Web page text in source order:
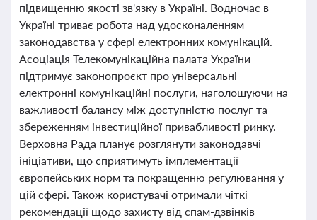
підвищенню якості зв'язку в Україні. Водночас в
Україні триває робота над удосконаленням
законодавства у сфері електронних комунікацій.
Асоціація Телекомунікаційна палата України
підтримує законопроєкт про універсальні
електронні комунікаційні послуги, наголошуючи на
важливості балансу між доступністю послуг та
збереженням інвестиційної привабливості ринку.
Верховна Рада планує розглянути законодавчі
ініціативи, що сприятимуть імплементації
європейських норм та покращенню регулювання у
цій сфері. Також користувачі отримали чіткі
рекомендації щодо захисту від спам-дзвінків